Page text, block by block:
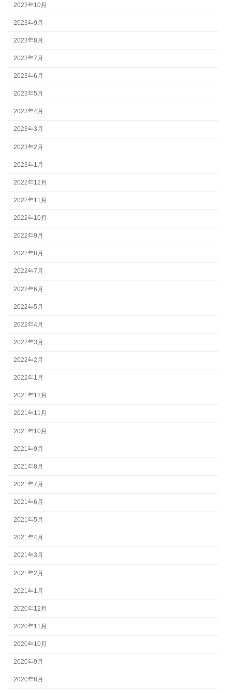
2023年10月
2023年9月
2023年8月
2023年7月
2023年6月
2023年5月
2023年4月
2023年3月
2023年2月
2023年1月
2022年12月
2022年11月
2022年10月
2022年9月
2022年8月
2022年7月
2022年6月
2022年5月
2022年4月
2022年3月
2022年2月
2022年1月
2021年12月
2021年11月
2021年10月
2021年9月
2021年8月
2021年7月
2021年6月
2021年5月
2021年4月
2021年3月
2021年2月
2021年1月
2020年12月
2020年11月
2020年10月
2020年9月
2020年8月